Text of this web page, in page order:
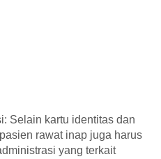
Selain kartu identitas dan
rawat inap juga harus
yang terkait